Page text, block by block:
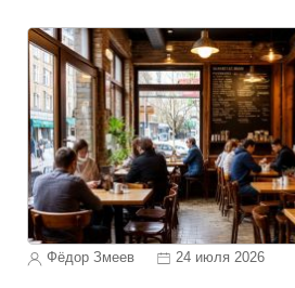
Фёдор Змеев 24 июля 2026